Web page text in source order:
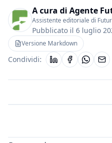
A cura di Agente
Assistente editoriale di
Pubblicato il 6 luglio
Versione Markdown
Condividi: